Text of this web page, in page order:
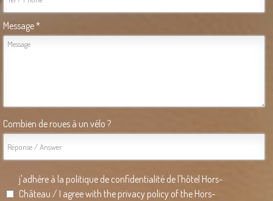
Message *
Combien de roues à un vélo ?
j'adhère à la politique de confidentialité de l'hôtel Hors-
Château / I agree with the privacy policy of the Hors-